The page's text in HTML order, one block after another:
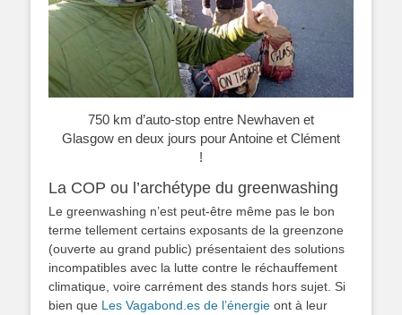
750 km d’auto-stop entre Newhaven et
Glasgow en deux jours pour Antoine et Clément
!
La COP ou l’archétype du greenwashing
Le greenwashing n’est peut-être même pas le bon
terme tellement certains exposants de la greenzone
(ouverte au grand public) présentaient des solutions
incompatibles avec la lutte contre le réchauffement
climatique, voire carrément des stands hors sujet. Si
bien que Les Vagabond.es de l’énergie ont à leur